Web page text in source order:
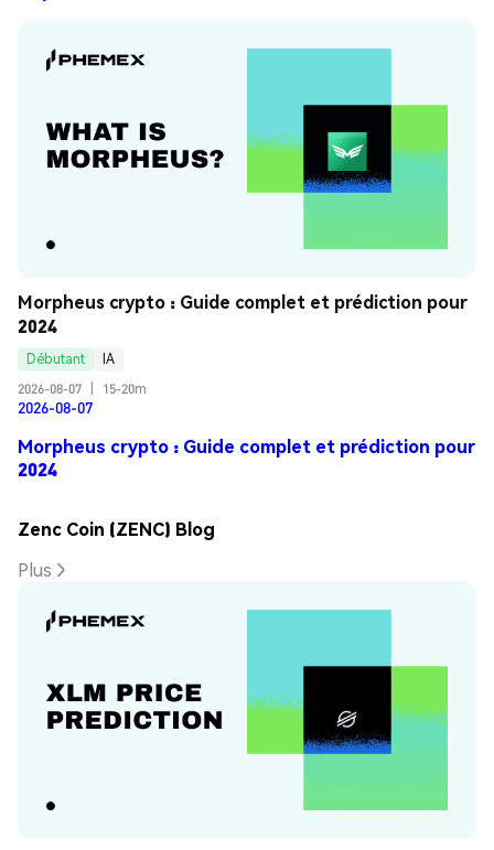
Morpheus crypto : Guide complet et prédiction pour
2024
Débutant
IA
2026-08-07
15-20m
2026-08-07
Morpheus crypto : Guide complet et prédiction pour
2024
Zenc Coin (ZENC) Blog
Plus